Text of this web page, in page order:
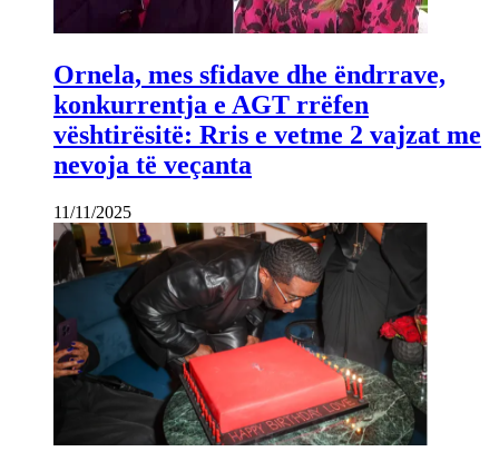
Ornela, mes sfidave dhe ëndrrave,
konkurrentja e AGT rrëfen
vështirësitë: Rris e vetme 2 vajzat me
nevoja të veçanta
11/11/2025